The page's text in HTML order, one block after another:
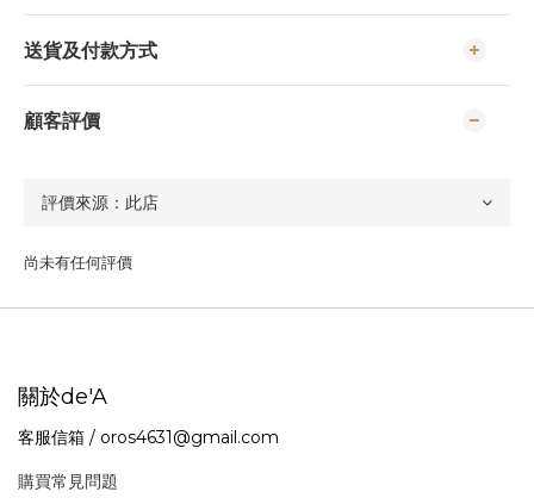
送貨及付款方式
顧客評價
尚未有任何評價
關於de'A
客服信箱 / oros4631@gmail.com
購買常見問題